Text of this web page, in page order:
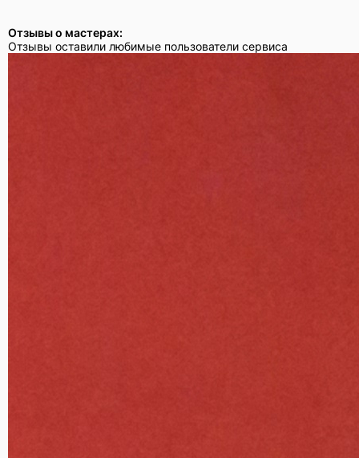
Отзывы о мастерах:
Отзывы оставили любимые пользователи сервиса